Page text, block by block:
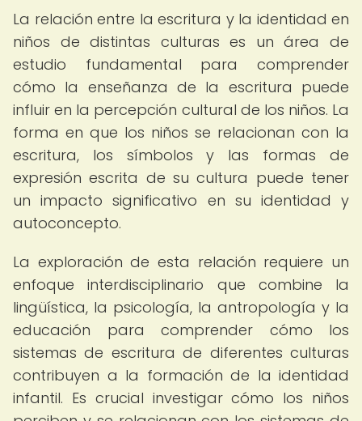
La relación entre la escritura y la identidad en
niños de distintas culturas es un área de
estudio fundamental para comprender
cómo la enseñanza de la escritura puede
influir en la percepción cultural de los niños. La
forma en que los niños se relacionan con la
escritura, los símbolos y las formas de
expresión escrita de su cultura puede tener
un impacto significativo en su identidad y
autoconcepto.
La exploración de esta relación requiere un
enfoque interdisciplinario que combine la
lingüística, la psicología, la antropología y la
educación para comprender cómo los
sistemas de escritura de diferentes culturas
contribuyen a la formación de la identidad
infantil. Es crucial investigar cómo los niños